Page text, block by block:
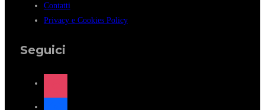
Contatti
Privacy e Cookies Policy
Seguici